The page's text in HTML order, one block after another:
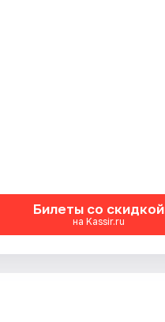
Билеты со скидкой
на Kassir.ru